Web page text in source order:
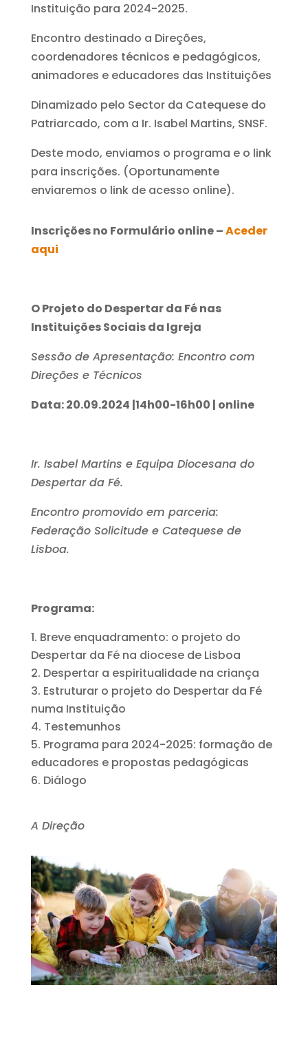
Instituição para 2024-2025.
Encontro destinado a Direções,
coordenadores técnicos e pedagógicos,
animadores e educadores das Instituições
Dinamizado pelo Sector da Catequese do
Patriarcado, com a Ir. Isabel Martins, SNSF.
Deste modo, enviamos o programa e o link
para inscrições. (Oportunamente
enviaremos o link de acesso online).
Inscrições no Formulário online –Aceder
aqui
O Projeto do Despertar da Fé nas
Instituições Sociais da Igreja
Sessão de Apresentação: Encontro com
Direções e Técnicos
Data: 20.09.2024 |14h00-16h00 | online
Ir. Isabel Martins e Equipa Diocesana do
Despertar da Fé.
Encontro promovido em parceria:
Federação Solicitude e Catequese de
Lisboa.
Programa:
Breve enquadramento: o projeto do
Despertar da Fé na diocese de Lisboa
Despertar a espiritualidade na criança
Estruturar o projeto do Despertar da Fé
numa Instituição
Testemunhos
Programa para 2024-2025: formação de
educadores e propostas pedagógicas
Diálogo
A Direção